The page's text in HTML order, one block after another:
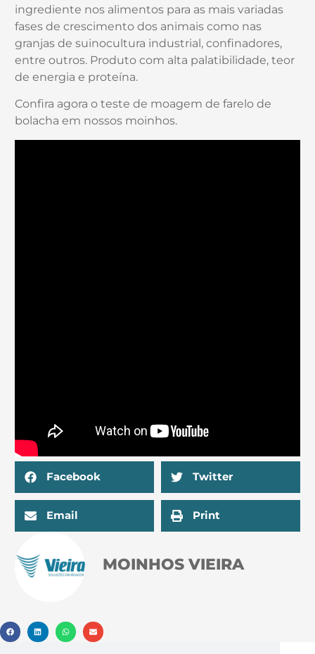
ingrediente nos alimentos para as mais variadas
fases de crescimento dos animais como nas
granjas de suinocultura industrial, confinadores,
entre outros. Produto com alta palatibilidade, teor
de energia e proteína.
Confira agora o teste de moagem de farelo de
bolacha em nossos moinhos.
Facebook Twitter
Email Print
MOINHOS VIEIRA